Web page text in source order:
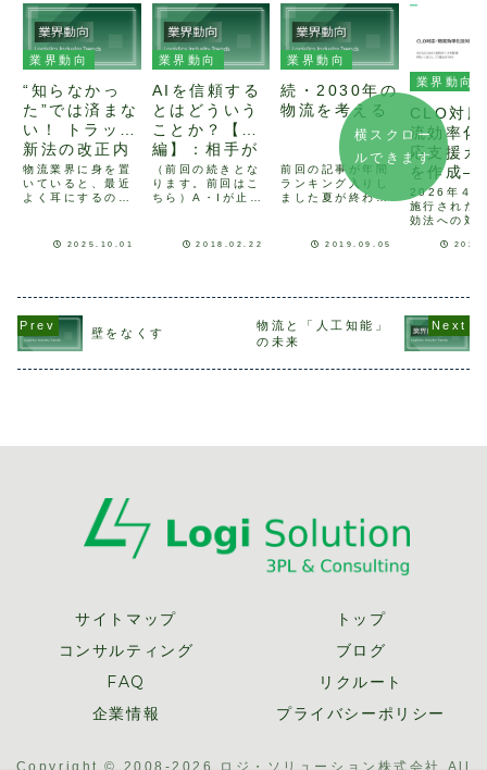
業界動向
“知らなかっ
た”では済まな
い！ トラック
新法の改正内
容と実務イン
パクト
物流業界に身を置
いていると、最近
よく耳にするのが
には、「改正貨物
階的に施行が始ま
局、何がどう変わ
るのか？と聞かれ
て、スラスラ答え
られる人はそう多
2025.10.01
業界動向
AIを信頼する
とはどういう
ことか？【後
編】：相手が
AIであろうと
人間であろう
と基本は同じ
（前回の続きとな
ります。前回はこ
ちら）A・Iが止ま
らない！』という
Love You”、実体
男子高校生が同棲
をし、恋人同士で
物...
2018.02.22
業界動向
続・2030年の
物流を考える
前回の記事が年間
ランキング入りし
ました夏が終わり
の夏でしたが、読
筆した「2030年
が2018年ばんば
ん通信ランキング
した。初めて...
2019.09.05
業界動向
CLO対
流効率化
応支援ガ
を作成―
荷主の判
ら中長期
策定まで
理 ―
2026年４
施行された
効法への対
いますでし
企業に求め
対応は大き
ろうとして
横スクロー
ルできます
壁をなくす
物流と「人工知能」
の未来
サイトマップ
トップ
コンサルティング
ブログ
FAQ
リクルート
企業情報
プライバシーポリシー
Copyright © 2008-2026 ロジ・ソリューション株式会社 All